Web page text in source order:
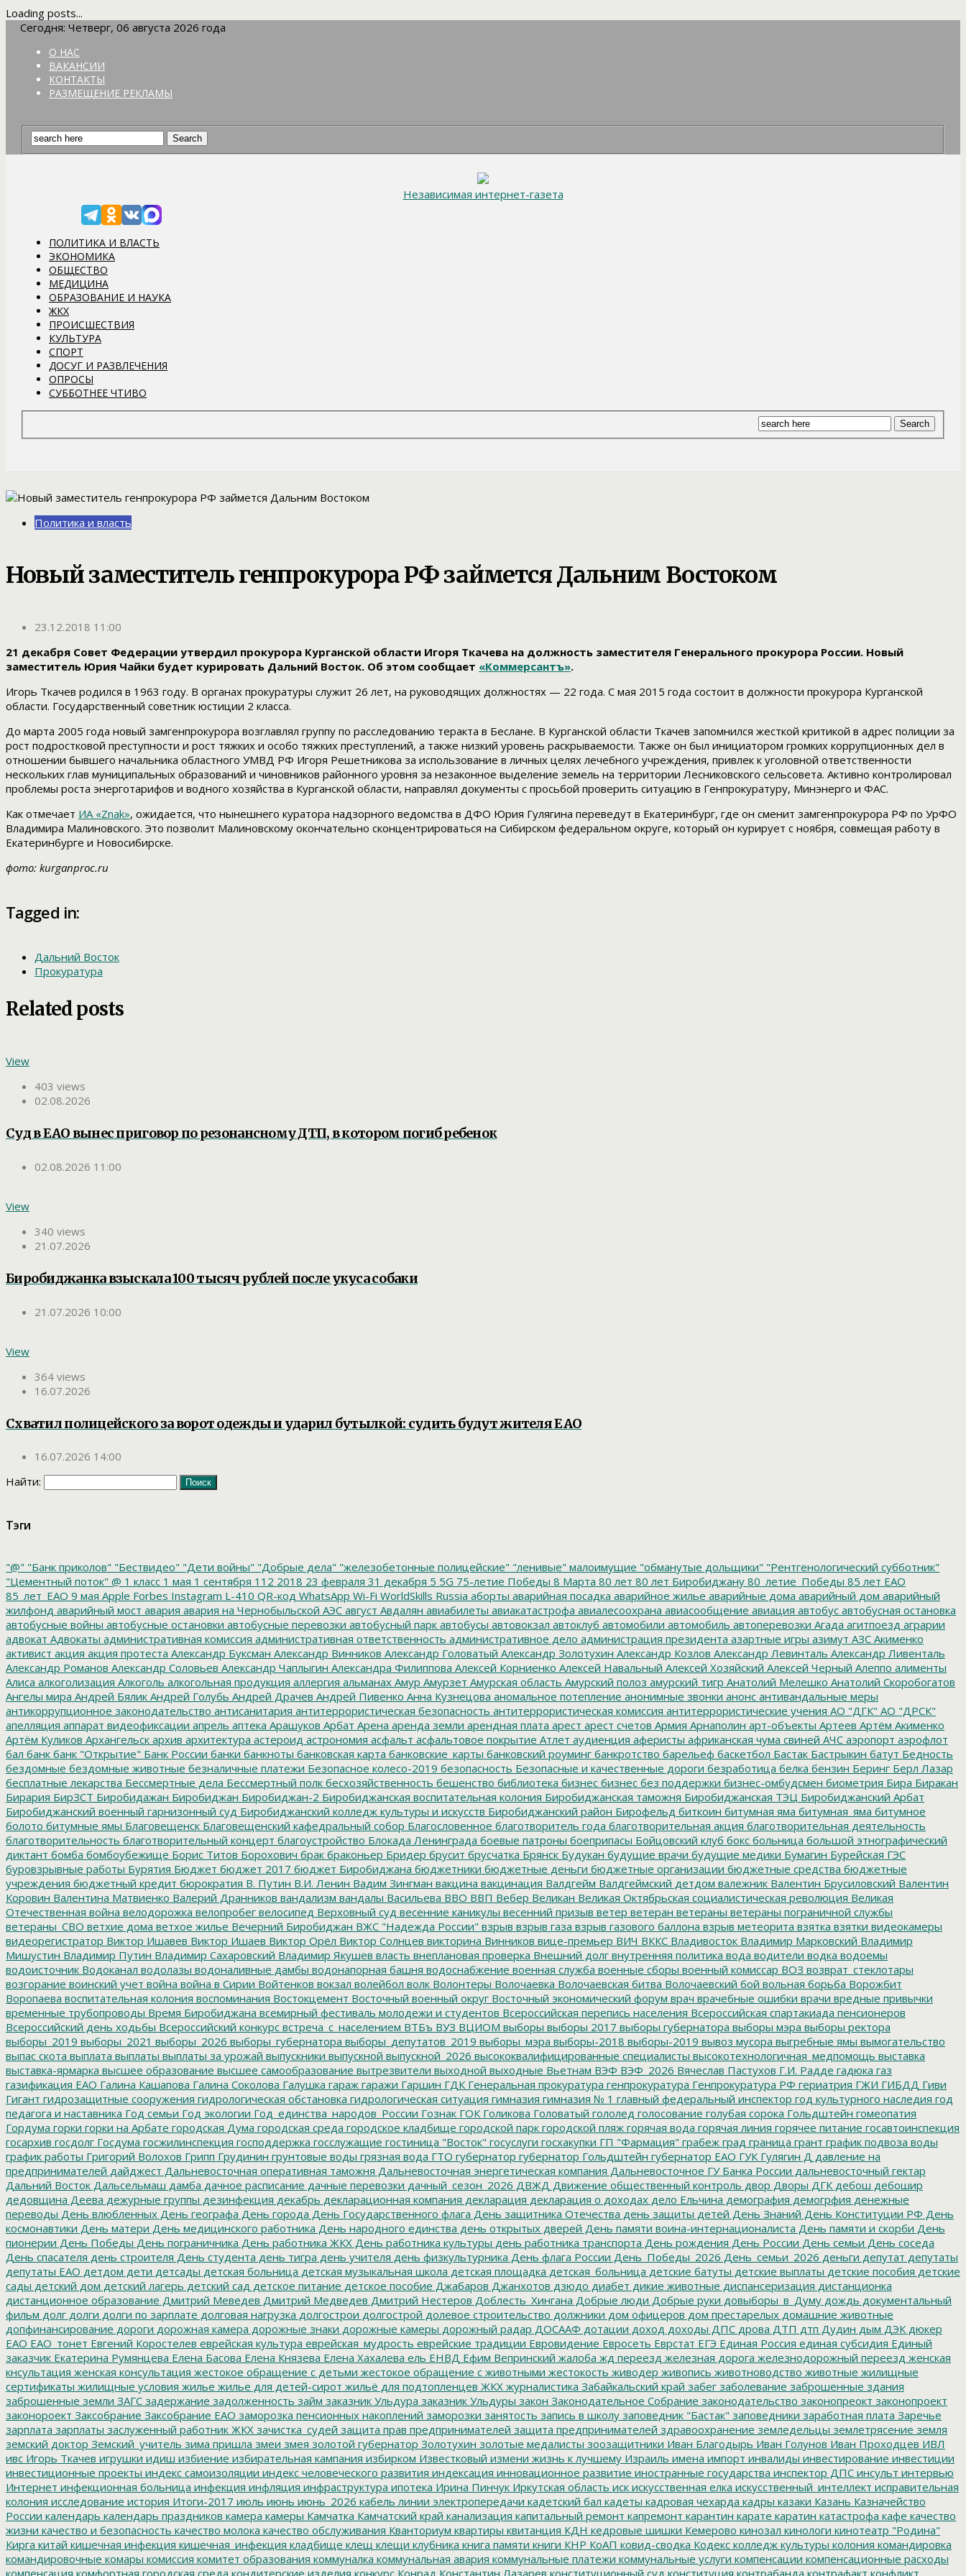
Loading posts...
Сегодня: Четверг, 06 августа 2026 года
О НАС
ВАКАНСИИ
КОНТАКТЫ
РАЗМЕЩЕНИЕ РЕКЛАМЫ
Независимая интернет-газета
ПОЛИТИКА И ВЛАСТЬ
ЭКОНОМИКА
ОБЩЕСТВО
МЕДИЦИНА
ОБРАЗОВАНИЕ И НАУКА
ЖКХ
ПРОИСШЕСТВИЯ
КУЛЬТУРА
СПОРТ
ДОСУГ И РАЗВЛЕЧЕНИЯ
ОПРОСЫ
СУББОТНЕЕ ЧТИВО
Политика и власть
Новый заместитель генпрокурора РФ займется Дальним Востоком
23.12.2018 11:00
21 декабря Совет Федерации утвердил прокурора Курганской области Игоря Ткачева на должность заместителя Генерального прокурора России. Новый
заместитель Юрия Чайки будет курировать Дальний Восток. Об этом сообщает «Коммерсантъ».
Игорь Ткачев родился в 1963 году. В органах прокуратуры служит 26 лет, на руководящих должностях — 22 года. С мая 2015 года состоит в должности прокурора Курганской
области. Государственный советник юстиции 2 класса.
До марта 2005 года новый замгенпрокурора возглавлял группу по расследованию теракта в Беслане. В Курганской области Ткачев запомнился жесткой критикой в адрес полиции за
рост подростковой преступности и рост тяжких и особо тяжких преступлений, а также низкий уровень раскрываемости. Также он был инициатором громких коррупционных дел в
отношении бывшего начальника областного УМВД РФ Игоря Решетникова за использование в личных целях лечебного учреждения, привлек к уголовной ответственности
нескольких глав муниципальных образований и чиновников районного уровня за незаконное выделение земель на территории Лесниковского сельсовета. Активно контролировал
проблемы роста энерготарифов и водного хозяйства в Курганской области, направлял документы с просьбой проверить ситуацию в Генпрокуратуру, Минэнерго и ФАС.
Как отмечает ИА «Znak», ожидается, что нынешнего куратора надзорного ведомства в ДФО Юрия Гулягина переведут в Екатеринбург, где он сменит замгенпрокурора РФ по УрФО
Владимира Малиновского. Это позволит Малиновскому окончательно сконцентрироваться на Сибирском федеральном округе, который он курирует с ноября, совмещая работу в
Екатеринбурге и Новосибирске.
фото: kurganproc.ru
Tagged in:
Дальний Восток
Прокуратура
Related posts
View
403 views
02.08.2026
Суд в ЕАО вынес приговор по резонансному ДТП, в котором погиб ребенок
02.08.2026 11:00
View
340 views
21.07.2026
Биробиджанка взыскала 100 тысяч рублей после укуса собаки
21.07.2026 10:00
View
364 views
16.07.2026
Схватил полицейского за ворот одежды и ударил бутылкой: судить будут жителя ЕАО
16.07.2026 14:00
Найти:
Тэги
"@" "Банк приколов" "Бествидео" "Дети войны" "Добрые дела" "железобетонные полицейские" "ленивые" малоимущие "обманутые дольщики" "Рентгенологический субботник"
"Цементный поток" @ 1 класс 1 мая 1 сентября 112 2018 23 февраля 31 декабря 5 5G 75-летие Победы 8 Марта 80 лет 80 лет Биробиджану 80_летие_Победы 85 лет ЕАО
85_лет_ЕАО 9 мая Apple Forbes Instagram L-410 QR-код WhatsApp Wi-Fi WorldSkills Russia аборты аварийная посадка аварийное жилье аварийные дома аварийный дом аварийный
жилфонд аварийный мост авария авария на Чернобыльской АЭС август Авдалян авиабилеты авиакатастрофа авиалесоохрана авиасообщение авиация автобус автобусная остановка
автобусные войны автобусные остановки автобусные перевозки автобусный парк автобусы автовокзал автоклуб автомобили автомобиль автоперевозки Агада агитпоезд аграрии
адвокат Адвокаты административная комиссия административная ответственность административное дело администрация президента азартные игры азимут АЗС Акименко
активист акция акция протеста Александр Буксман Александр Винников Александр Головатый Александр Золотухин Александр Козлов Александр Левинталь Александр Ливенталь
Александр Романов Александр Соловьев Александр Чаплыгин Александра Филиппова Алексей Корниенко Алексей Навальный Алексей Хозяйский Алексей Черный Алеппо алименты
Алиса алкоголизация Алкоголь алкогольная продукция аллергия альманах Амур Амурзет Амурская область Амурский полоз амурский тигр Анатолий Мелешко Анатолий Скоробогатов
Ангелы мира Андрей Бялик Андрей Голубь Андрей Драчев Андрей Пивенко Анна Кузнецова аномальное потепление анонимные звонки анонс антивандальные меры
антикоррупционное законодательство антисанитария антитеррористическая безопасность антитеррористическая комиссия антитеррористические учения АО "ДГК" АО "ДРСК"
апелляция аппарат видеофиксации апрель аптека Арашуков Арбат Арена аренда земли арендная плата арест арест счетов Армия Арнаполин арт-объекты Артеев Артём Акименко
Артём Куликов Архангельск архив архитектура астероид астрономия асфальт асфальтовое покрытие Атлет аудиенция аферисты африканская чума свиней АЧС аэропорт аэрофлот
бал банк банк "Открытие" Банк России банки банкноты банковская карта банковские_карты банковский роуминг банкротство барельеф баскетбол Бастак Бастрыкин батут Бедность
бездомные бездомные животные безналичные платежи Безопасное колесо-2019 безопасность Безопасные и качественные дороги безработица белка бензин Беринг Берл Лазар
бесплатные лекарства Бессмертные дела Бессмертный полк бесхозяйственность бешенство библиотека бизнес бизнес без поддержки бизнес-омбудсмен биометрия Бира Биракан
Бирария БирЗСТ Биробидажан Биробиджан Биробиджан-2 Биробиджанская воспитательная колония Биробиджанская таможня Биробиджанская ТЭЦ Биробиджанский Арбат
Биробиджанский военный гарнизонный суд Биробиджанский колледж культуры и искусств Биробиджанский район Бирофельд биткоин битумная яма битумная_яма битумное
болото битумные ямы Благовещенск Благовещенский кафедральный собор Благословенное благотворитель года благотворительная акция благотворительная деятельность
благотворительность благотворительный концерт благоустройство Блокада Ленинграда боевые патроны боеприпасы Бойцовский клуб бокс больница большой этнографический
диктант бомба бомбоубежище Борис Титов Борохович брак браконьер Бридер брусит брусчатка Брянск Будукан будущие врачи будущие медики Бумагин Бурейская ГЭС
буровзрывные работы Бурятия Бюджет бюджет 2017 бюджет Биробиджана бюджетники бюджетные деньги бюджетные организации бюджетные средства бюджетные
учреждения бюджетный кредит бюрократия В. Путин В.И. Ленин Вадим Зингман вакцина вакцинация Валдгейм Валдгеймский детдом валежник Валентин Брусиловский Валентин
Коровин Валентина Матвиенко Валерий Дранников вандализм вандалы Васильева ВВО ВВП Вебер Великан Великая Октябрьская социалистическая революция Великая
Отечественная война велодорожка велопробег велосипед Верховный суд весенние каникулы весенний призыв ветер ветеран ветераны ветераны пограничной службы
ветераны_СВО ветхие дома ветхое жилье Вечерний Биробиджан ВЖС "Надежда России" взрыв взрыв газа взрыв газового баллона взрыв метеорита взятка взятки видеокамеры
видеорегистратор Виктор Ишавев Виктор Ишаев Виктор Орёл Виктор Солнцев викторина Винников вице-премьер ВИЧ ВККС Владивосток Владимир Марковский Владимир
Мишустин Владимир Путин Владимир Сахаровский Владимир Якушев власть внеплановая проверка Внешний долг внутренняя политика вода водители водка водоемы
водоисточник Водоканал водолазы водоналивные дамбы водонапорная башня водоснабжение военная служба военные сборы военный комиссар ВОЗ возврат_стеклотары
возгорание воинский учет война война в Сирии Войтенков вокзал волейбол волк Волонтеры Волочаевка Волочаевская битва Волочаевский бой вольная борьба Ворожбит
Воропаева воспитательная колония воспоминания Востокцемент Восточный военный округ Восточный экономический форум врач врачебные ошибки врачи вредные привычки
временные трубопроводы Время Биробиджана всемирный фестиваль молодежи и студентов Всероссийская перепись населения Всероссийская спартакиада пенсионеров
Всероссийский день ходьбы Всероссийский конкурс встреча_с_населением ВТБъ ВУЗ ВЦИОМ выборы выборы 2017 выборы губернатора выборы мэра выборы ректора
выборы_2019 выборы_2021 выборы_2026 выборы_губернатора выборы_депутатов_2019 выборы_мэра выборы-2018 выборы-2019 вывоз мусора выгребные ямы вымогательство
выпас скота выплата выплаты выплаты за урожай выпускники выпускной выпускной_2026 высококвалифицированные специалисты высокотехнологичная_медпомощь выставка
выставка-ярмарка высшее образование высшее самообразование вытрезвители выходной выходные Вьетнам ВЭФ ВЭФ_2026 Вячеслав Пастухов Г.И. Радде гадюка газ
газификация ЕАО Галина Кашапова Галина Соколова Галушка гараж гаражи Гаршин ГДК Генеральная прокуратура генпрокуратура Генпрокуратура РФ гериатрия ГЖИ ГИБДД Гиви
Гигант гидрозащитные сооружения гидрологическая обстановка гидрологическая ситуация гимназия гимназия № 1 главный федеральный инспектор год культурного наследия год
педагога и наставника Год семьи Год экологии Год_единства_народов_России Гознак ГОК Голикова Головатый гололед голосование голубая сорока Гольдштейн гомеопатия
Гордума горки горки на Арбате городская Дума городская среда городское кладбище городской парк городской пляж горячая вода горячая линия горячее питание госавтоинспекция
госархив госдолг Госдума госжилинспекция господдержка госслужащие гостиница "Восток" госуслуги госхакупки ГП "Фармация" грабеж град граница грант график подвоза воды
график работы Григорий Волохов Грипп Грудинин грунтовые воды грязная вода ГТО губернатор губернатор Гольдштейн губернатор ЕАО ГУК Гулягин Д давление на
предпринимателей дайджест Дальневосточная оперативная таможня Дальневосточная энергетическая компания Дальневосточное ГУ Банка России дальневосточный гектар
Дальний Восток Дальсельмаш дамба дачное расписание дачные перевозки дачный_сезон_2026 ДВЖД Движение общественный контроль двор Дворы ДГК дебош дебошир
дедовщина Деева дежурные группы дезинфекция декабрь декларационная компания декларация декларация о доходах дело Ельчина демография демогрфия денежные
переводы День влюбленных День географа День города День Государственного флага День защитника Отечества день защиты детей День Знаний День Конституции РФ День
космонавтики День матери День медицинского работника День народного единства день открытых дверей День памяти воина-интернационалиста День памяти и скорби День
пионерии День Победы День пограничника День работника ЖКХ День работника культуры день работника транспорта День рождения День России День семьи День соседа
День спасателя день строителя День студента день тигра день учителя день физкультурника День флага России День_Победы_2026 День_семьи_2026 деньги депутат депутаты
депутаты ЕАО детдом дети детсады детская больница детская музыкальная школа детская площадка детская_больница детские батуты детские выплаты детские пособия детские
сады детский дом детский лагерь детский сад детское питание детское пособие Джабаров Джанхотов дзюдо диабет дикие животные диспансеризация дистанционка
дистанционное образование Дмитрий Меведев Дмитрий Медведев Дмитрий Нестеров Доблесть_Хингана Добрые люди Добрые руки довыборы_в_Думу дождь документальный
фильм долг долги долги по зарплате долговая нагрузка долгострои долгострой долевое строительство должники дом офицеров дом престарелых домашние животные
допфинансирование дороги дорожная камера дорожные знаки дорожные камеры дорожный радар ДОСААФ дотации доход доходы ДПС дрова ДТП дтп Дудин дым ДЭК дюкер
ЕАО ЕАО_тонет Евгений Коростелев еврейская культура еврейская_мудрость еврейские традиции Евровидение Евросеть Еврстат ЕГЭ Единая Россия единая субсидия Единый
заказчик Екатерина Румянцева Елена Басова Елена Князева Елена Хахалева ель ЕНВД Ефим Вепринский жалоба жд переезд железная дорога железнодорожный переезд женская
кнсультация женская консультация жестокое обращение с детьми жестокое обращение с животными жестокость живодер живопись животноводство животные жилищные
сертификаты жилищные условия жилье жилье для детей-сирот жильё для подтопленцев ЖКХ журналистика Забайкальский край забег заболевание заброшенные здания
заброшенные земли ЗАГС задержание задолженность займ заказник Ульдура заказник Ульдуры закон Законодательное Собрание законодательство законопреокт законопроект
законороект Заксобрание Заксобрание ЕАО заморозка пенсионных накоплений заморозки занятость запись в школу заповедник "Бастак" заповедники заработная плата Заречье
зарплата зарплаты заслуженный работник ЖКХ зачистка_судей защита прав предпринимателей защита предпринимателей здравоохранение земледельцы землетрясение земля
земский доктор Земский_учитель зима пришла змеи змея золотой губернатор Золотухин золотые медалисты зоозащитники Иван Благодырь Иван Голунов Иван Проходцев ИВЛ
ивс Игорь Ткачев игрушки идиш избиение избирательная кампания избирком Известковый измени жизнь к лучшему Израиль имена импорт инвалиды инвестирование инвестиции
инвестиционные проекты индекс самоизоляции индекс человеческого развития индексация инновационное развитие иностранные государства инспектор ДПС инсульт интервью
Интернет инфекционная больница инфекция инфляция инфраструктура ипотека Ирина Пинчук Иркутская область иск искусственная елка искусственный_интеллект исправительная
колония исследование история Итоги-2017 июль июнь июнь_2026 кабель линии электропередачи кадетский бал кадеты кадровая чехарда кадры казаки Казань Казначейство
России календарь календарь праздников камера камеры Камчатка Камчатский край канализация капитальный ремонт капремонт карантин карате каратин катастрофа кафе качество
жизни качество и безопасность качество молока качество обслуживания Кванториум квартиры квитанция КДН кедровые шишки Кемерово кинозал кинологи кинотеатр "Родина"
Кирга китай кишечная инфекция кишечная_инфекция кладбище клещ клещи клубника книга памяти книги КНР КоАП ковид-сводка Кодекс колледж культуры колония командировка
командировочные комары комиссия комитет образования коммуналка коммунальная авария коммунальные платежи коммунальные услуги компенсации компенсационные расходы
компенсация комфортная городская среда кондитерские изделия конкурс Конрад Константин Лазарев конституционный суд конституция контрабанда контрафакт конфликт